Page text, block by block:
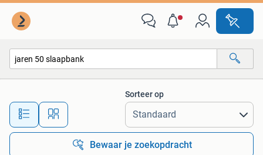
Alle afstanden…
Sorteer op
Bewaar je zoekopdracht